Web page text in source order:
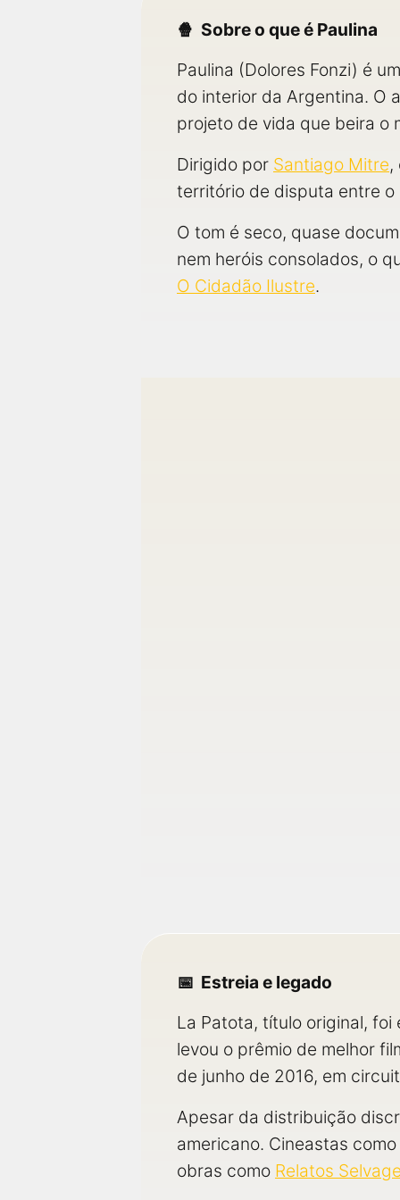
Sobre o que é Paulina
Paulina (Dolores Fonzi) é
do interior da Argentina. O
projeto de vida que beira o
Dirigido por Santiago Mitre,
território de disputa entre
O tom é seco, quase
nem heróis consolados, o
O Cidadão Ilustre.
Estreia e legado
La Patota, título original, foi
levou o prêmio de melhor
de junho de 2016, em
Apesar da distribuição
americano. Cineastas
obras como Relatos